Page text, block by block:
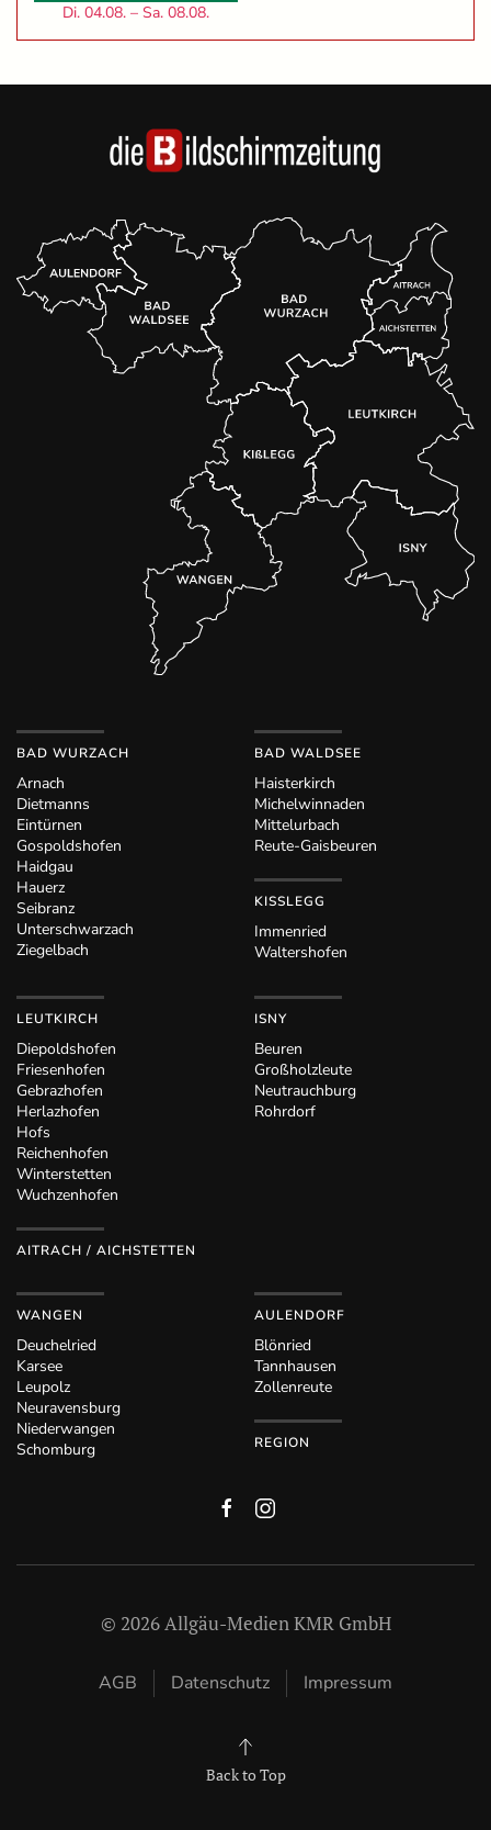
Di. 04.08. – Sa. 08.08.
BAD WURZACH
Arnach
Dietmanns
Eintürnen
Gospoldshofen
Haidgau
Hauerz
Seibranz
Unterschwarzach
Ziegelbach
BAD WALDSEE
Haisterkirch
Michelwinnaden
Mittelurbach
Reute-Gaisbeuren
KISSLEGG
Immenried
Waltershofen
LEUTKIRCH
Diepoldshofen
Friesenhofen
Gebrazhofen
Herlazhofen
Hofs
Reichenhofen
Winterstetten
Wuchzenhofen
AITRACH / AICHSTETTEN
ISNY
Beuren
Großholzleute
Neutrauchburg
Rohrdorf
WANGEN
Deuchelried
Karsee
Leupolz
Neuravensburg
Niederwangen
Schomburg
AULENDORF
Blönried
Tannhausen
Zollenreute
REGION
© 2026Allgäu-Medien KMR GmbH
AGB Datenschutz Impressum
Back to Top